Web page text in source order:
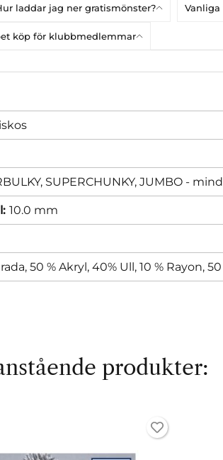
laddar jag ner gratismönster? Vanliga
köp för klubbmedlemmar
SUPERCHUNKY, JUMBO -
10.0 mm
50 % Akryl, 40% Ull, 10 % Rayon,
produkter: